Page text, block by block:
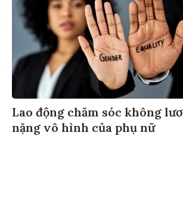
Lao động chăm sóc không
nặng vô hình của phụ nữ